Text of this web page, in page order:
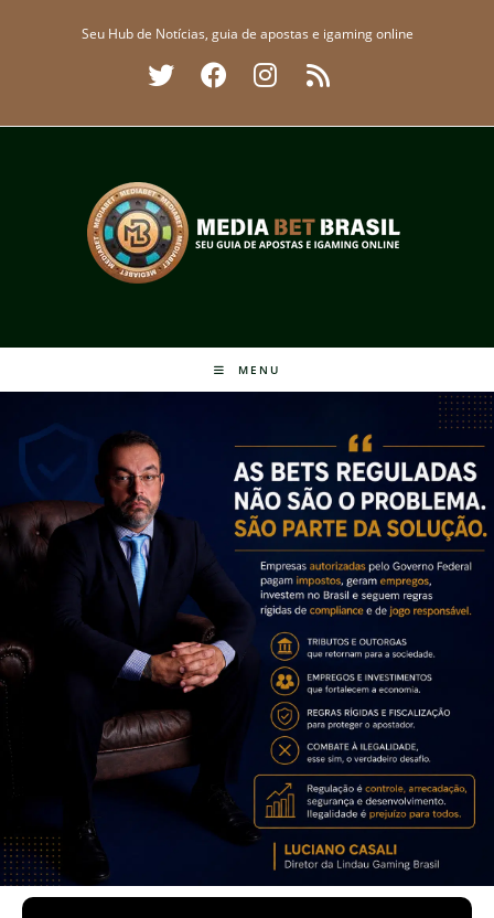
Seu Hub de Notícias, guia de apostas e igaming online
MENU